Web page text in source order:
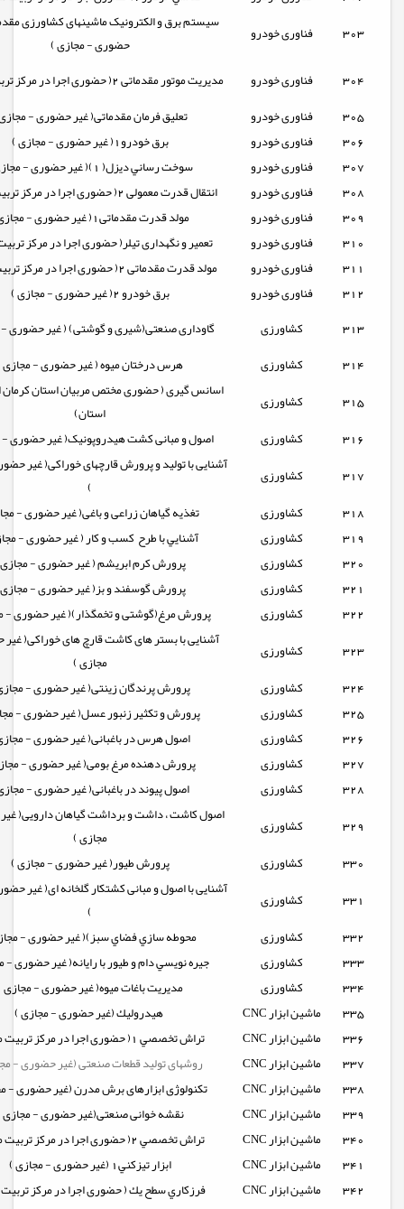
303
فناوری خودرو
سیستم برق و الکترونیک ماشینهای کشاورزی
حضوری - مجازی )
304
فناوری خودرو
مدیریت موتور مقدماتی 2( حضوری اجرا در مرکز تربیت مربی)
305
فناوری خودرو
تعلیق فرمان مقدماتی( غیر حضوری -
306
فناوری خودرو
برق خودرو1( غیر حضوری - مجازی )
307
فناوری خودرو
سوخت رساني ديزل( 1)( غیر حضوری - مجازی )
308
فناوری خودرو
انتقال قدرت معمولی 2( حضوری اجرا در مرکز تربیت مربی)
309
فناوری خودرو
مولد قدرت مقدماتی1( غیر حضوری - مجازی )
310
فناوری خودرو
تعمیر و نگهداری تیلر( حضوری اجرا در مرکز
311
فناوری خودرو
مولد قدرت مقدماتی 2( حضوری اجرا در مرکز تربیت مربی)
312
فناوری خودرو
برق خودرو 2( غیر حضوری - مجازی )
313
کشاورزی
گاوداری صنعتی(شیری و گوشتی) ( غیر حضوری
314
کشاورزی
هرس درختان ميوه ( غیر حضوری -
315
کشاورزی
اسانس گیری ( حضوری مختص مربیان استان کرمان
استان)
316
کشاورزی
اصول و مبانی کشت هیدروپونیک( غیر حضوری
317
کشاورزی
آشنایی با تولید و پرورش قارچهای خوراکی( غیر
)
318
کشاورزی
تغذیه گیاهان زراعی و باغی( غیر حضوری -
319
کشاورزی
آشنايي با طرح كسب و كار ( غیر حضوری -
320
کشاورزی
پرورش کرم ابریشم ( غیر حضوری -
321
کشاورزی
پرورش گوسفند و بز( غیر حضوری -
322
کشاورزی
پرورش مرغ(گوشتی و تخمگذار)( غیر حضوری -
323
کشاورزی
آشنایی با بستر های کاشت قارچ های خوراکی(
مجازی )
324
کشاورزی
پرورش پرندگان زینتی( غیر حضوری -
325
کشاورزی
پرورش و تکثیر زنبور عسل( غیر حضوری -
326
کشاورزی
اصول هرس در باغبانی( غیر حضوری -
327
کشاورزی
پرورش دهنده مرغ بومی( غیر حضوری -
328
کشاورزی
اصول پیوند در باغبانی( غیر حضوری -
329
کشاورزی
اصول کاشت ، داشت و برداشت گیاهان دارویی(
مجازی )
330
کشاورزی
پرورش طیور( غیر حضوری - مجازی )
331
کشاورزی
آشنایی با اصول و مبانی کشتکار گلخانه ای( غیر
)
332
کشاورزی
محوطه سازي فضاي سبز)( غیر حضوری -
333
کشاورزی
جيره نويسي دام و طيور با رايانه( غیر حضوری -
334
کشاورزی
مدیریت باغات میوه( غیر حضوری -
335
ماشین ابزار CNC
هيدروليك (غیر حضوری - مجازی )
336
ماشین ابزار CNC
تراش تخصصي 1( حضوری اجرا در مرکز تربیت مربی)
337
ماشین ابزار CNC
روشهای تولید قطعات صنعتی (غیر حضوری -
338
ماشین ابزار CNC
تکنولوژی ابزارهای برش مدرن (غیر حضوری -
339
ماشین ابزار CNC
نقشه خوانی صنعتی(غیر حضوری -
340
ماشین ابزار CNC
تراش تخصصي 2( حضوری اجرا در مرکز تربیت مربی)
341
ماشین ابزار CNC
ابزار تيزكني1 (غیر حضوری - مجازی )
342
ماشین ابزار CNC فرزكاري سطح يك ( حضوری اجرا در مرکز